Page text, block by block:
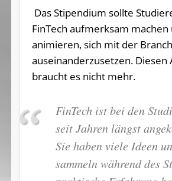
Das Stipendium sollte
FinTech aufmerksam machen
animieren, sich mit der
auseinanderzusetzen. Diesen
braucht es nicht mehr.
FinTech ist bei den
seit Jahren längst
Sie haben viele Ideen
sammeln während des